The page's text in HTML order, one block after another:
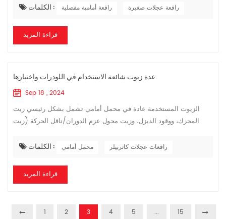
الكلمات :
رافعة أمامية مفصلية رافعة عجلات صغيرة
قراءة المزيد
عدة زيوت شائعة الاستخدام في اللودرات واختيارها
Sep 18 , 2024
الزيوت المستخدمة عادة في محمل أمامي تشمل بشكل رئيسي زيت
المحرك، ووقود الديزل، وزيت محول عزم الدوران/ناقل الحركة (زيت
المستخدم في النظام اله...
الكلمات : محمل أمامي رافعات عجلات كاتربيلر
قراءة المزيد
1 2 3 4 5 ... 15